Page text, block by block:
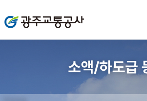
광주교통공사
소액/하도급